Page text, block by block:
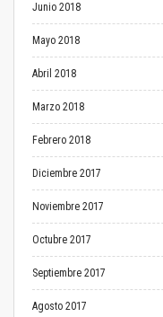
Junio 2018
Mayo 2018
Abril 2018
Marzo 2018
Febrero 2018
Diciembre 2017
Noviembre 2017
Octubre 2017
Septiembre 2017
Agosto 2017